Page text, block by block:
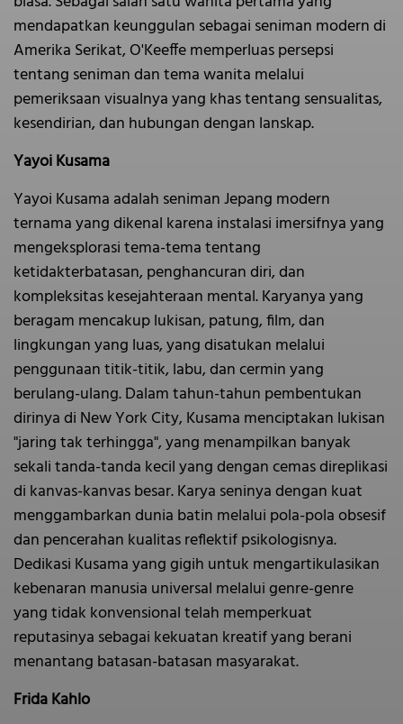
mendapatkan keunggulan sebagai seniman modern di
Amerika Serikat, O'Keeffe memperluas persepsi
tentang seniman dan tema wanita melalui
pemeriksaan visualnya yang khas tentang sensualitas,
kesendirian, dan hubungan dengan lanskap.
Yayoi Kusama
Yayoi Kusama adalah seniman Jepang modern
ternama yang dikenal karena instalasi imersifnya yang
mengeksplorasi tema-tema tentang
ketidakterbatasan, penghancuran diri, dan
kompleksitas kesejahteraan mental. Karyanya yang
beragam mencakup lukisan, patung, film, dan
lingkungan yang luas, yang disatukan melalui
penggunaan titik-titik, labu, dan cermin yang
berulang-ulang. Dalam tahun-tahun pembentukan
dirinya di New York City, Kusama menciptakan lukisan
"jaring tak terhingga", yang menampilkan banyak
sekali tanda-tanda kecil yang dengan cemas direplikasi
di kanvas-kanvas besar. Karya seninya dengan kuat
menggambarkan dunia batin melalui pola-pola obsesif
dan pencerahan kualitas reflektif psikologisnya.
Dedikasi Kusama yang gigih untuk mengartikulasikan
kebenaran manusia universal melalui genre-genre
yang tidak konvensional telah memperkuat
reputasinya sebagai kekuatan kreatif yang berani
menantang batasan-batasan masyarakat.
Frida Kahlo